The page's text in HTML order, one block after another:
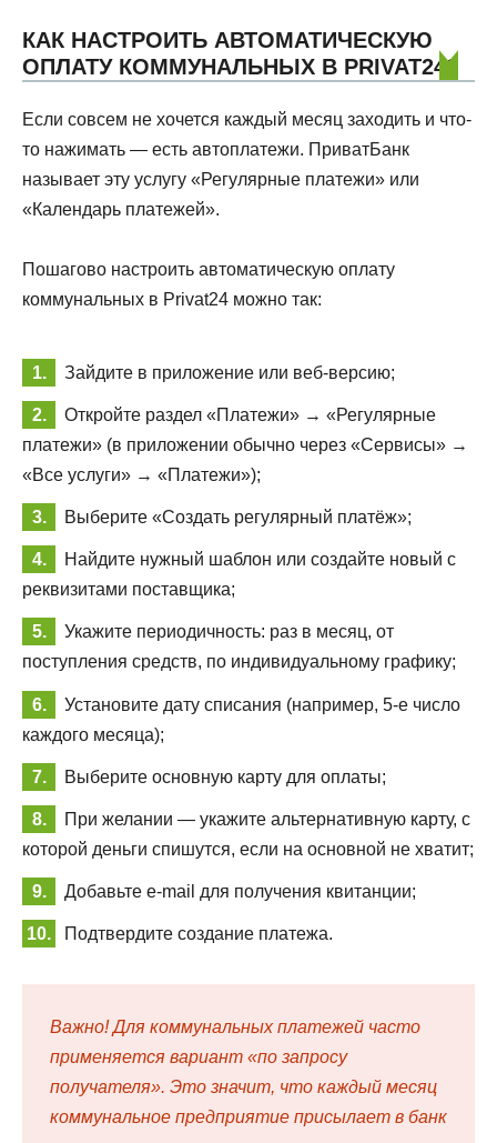
КАК НАСТРОИТЬ АВТОМАТИЧЕСКУЮ
ОПЛАТУ КОММУНАЛЬНЫХ В PRIVAT24?
Если совсем не хочется каждый месяц заходить и что-
то нажимать — есть автоплатежи. ПриватБанк
называет эту услугу «Регулярные платежи» или
«Календарь платежей».
Пошагово настроить автоматическую оплату
коммунальных в Privat24 можно так:
Зайдите в приложение или веб-версию;
Откройте раздел «Платежи» → «Регулярные
платежи» (в приложении обычно через «Сервисы» →
«Все услуги» → «Платежи»);
Выберите «Создать регулярный платёж»;
Найдите нужный шаблон или создайте новый с
реквизитами поставщика;
Укажите периодичность: раз в месяц, от
поступления средств, по индивидуальному графику;
Установите дату списания (например, 5-е число
каждого месяца);
Выберите основную карту для оплаты;
При желании — укажите альтернативную карту, с
которой деньги спишутся, если на основной не хватит;
Добавьте e-mail для получения квитанции;
Подтвердите создание платежа.
Важно! Для коммунальных платежей часто
применяется вариант «по запросу
получателя». Это значит, что каждый месяц
коммунальное предприятие присылает в банк